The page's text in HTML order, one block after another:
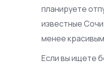
планируете
известные
менее
Если вы ищете